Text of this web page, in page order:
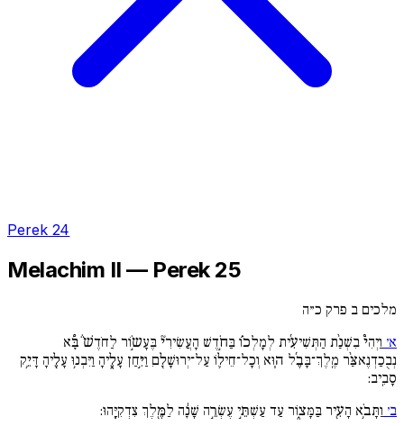
Perek 24
Melachim II — Perek 25
מלכים ב פרק כ״ה
א׳ וַיְהִי֩ בִשְׁנַ֨ת הַתְּשִׁיעִ֜ית לְמָלְכ֗וֹ בַּחֹ֣דֶשׁ הָעֲשִׂירִי֘ בֶּעָשֹ֣וֹר לַחֹדֶשׁ֒ בָּ֠א
נְבֻכַדְנֶאצַּ֨ר מֶֽלֶךְ־בָּבֶ֜ל ה֧וּא וְכָל־חֵיל֛וֹ עַל־יְרוּשָׁלַ֖םִ וַיִּ֣חַן עָלֶ֑יהָ וַיִּבְנ֥וּ עָלֶ֖יהָ דָּיֵ֥ק
סָבִֽיב:
ב׳ וַתָּבֹ֥א הָעִ֖יר בַּמָּצ֑וֹר עַד עַשְׁתֵּ֣י עֶשְׂרֵ֣ה שָׁנָ֔ה לַמֶּ֖לֶךְ צִדְקִיָּֽהוּ: